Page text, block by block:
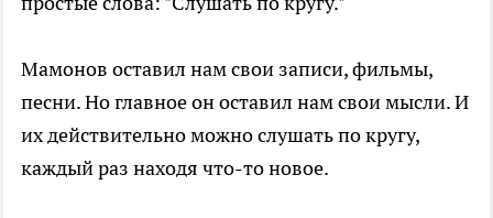
Мамонов оставил нам свои записи, фильмы,
песни. Но главное он оставил нам свои мысли. И
их действительно можно слушать по кругу,
каждый раз находя что-то новое.